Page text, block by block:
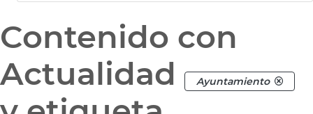
Contenido con
Actualidad
Ayuntamiento